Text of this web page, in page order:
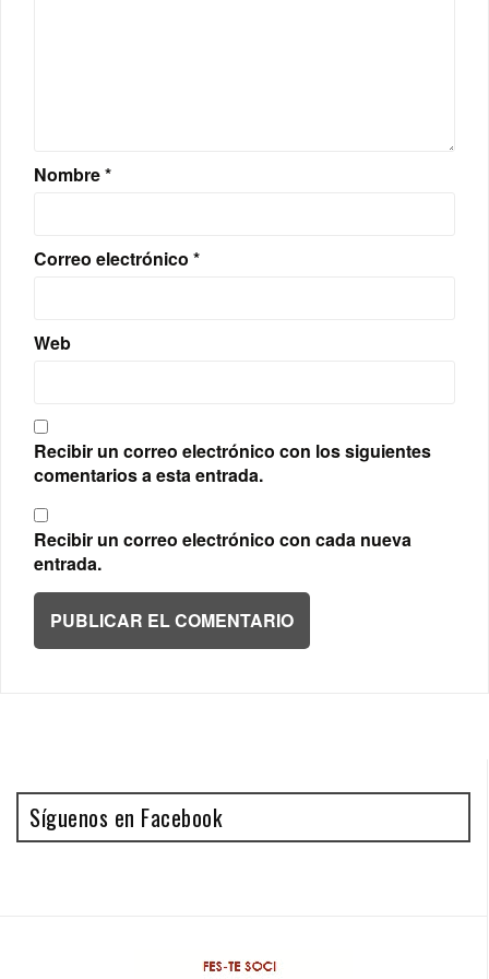
Nombre*
Correo electrónico *
Web
Recibir un correo electrónico con los siguientes
comentarios a esta entrada.
Recibir un correo electrónico con cada nueva
entrada.
Síguenos en Facebook